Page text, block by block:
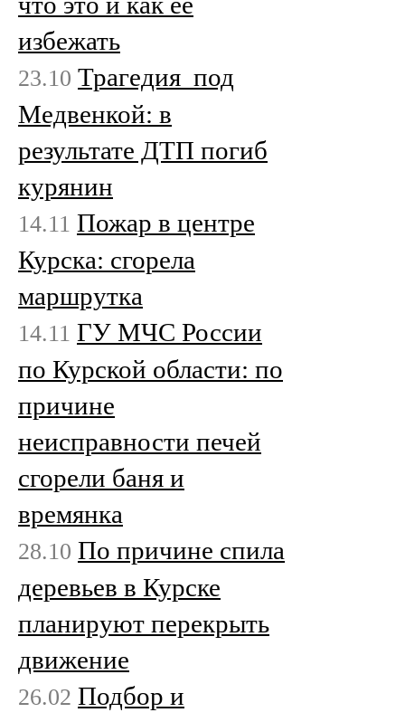
избежать
23.10 Трагедия под
Медвенкой: в
результате ДТП погиб
курянин
14.11 Пожар в центре
Курска: сгорела
маршрутка
14.11 ГУ МЧС России
по Курской области: по
причине
неисправности печей
сгорели баня и
времянка
28.10 По причине спила
деревьев в Курске
планируют перекрыть
движение
26.02 Подбор и